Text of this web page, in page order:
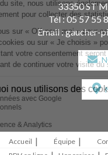
33350 ST
Tél :05 57 55
Email :gaucher-
Accueil Équipe